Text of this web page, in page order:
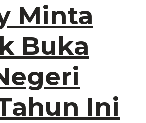
Minta
Buka
Ini